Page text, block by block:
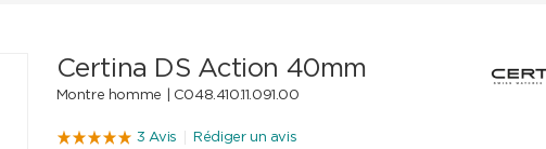
Certina DS Action 40mm
Montre homme | C048.410.11.091.00
3 Avis Rédiger un avis